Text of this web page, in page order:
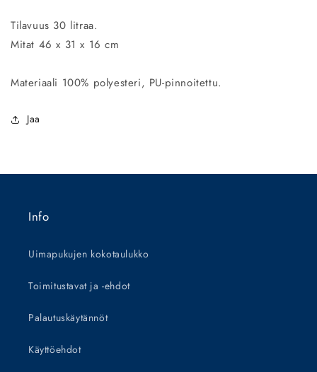
Tilavuus 30 litraa.
Mitat 46 x 31 x 16 cm
Materiaali 100% polyesteri, PU-pinnoitettu.
Jaa
Info
Uimapukujen kokotaulukko
Toimitustavat ja -ehdot
Palautuskäytännöt
Käyttöehdot